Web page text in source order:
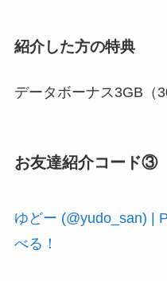
紹介した方の特典
データボーナス3GB（
お友達紹介コード
ゆどー (@yudo_san) |
べる！